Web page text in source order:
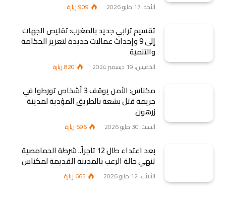
الأحد، 17 مايو 2026 909زيارة
تقسيم ترابي جديد بالمغرب: تقليص الجهات
إلى 9 وإحداث عمالات جديدة لتعزيز الحكامة
والتنمية
الخميس، 19 ديسمبر 2024 820زيارة
مكناس: الأمن يوقف 3 أشخاص تورطوا في
جريمة قتل بشعة بالطريق المؤدية لمدينة
زرهون
السبت، 30 مايو 2026 696 زيارة
بعد اعتداء طال 12 تاجراً.. شرطة الحمامصية
تنهي حالة الرعب بالمدينة القديمة لمكناس
الثلاثاء، 12 مايو 2026 665 زيارة